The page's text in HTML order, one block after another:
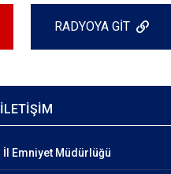
RADYOYA GİT
İLETİŞİM
İl Emniyet Müdürlüğü